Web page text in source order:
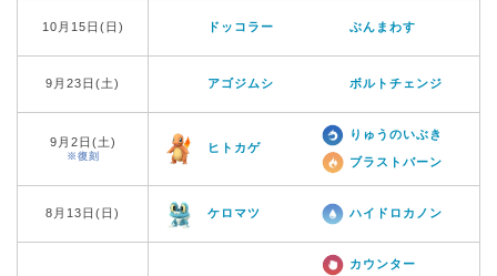
10月15日(日) ドッコラー ぶんまわす
9月23日(土) アゴジムシ ボルトチェンジ
9月2日(土)
※復刻
ヒトカゲ
りゅうのいぶき
ブラストバーン
8月13日(日) ケロマツ ハイドロカノン
カウンター